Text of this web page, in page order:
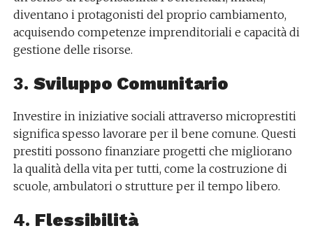
diventano i protagonisti del proprio cambiamento,
acquisendo competenze imprenditoriali e capacità di
gestione delle risorse.
3. Sviluppo Comunitario
Investire in iniziative sociali attraverso microprestiti
significa spesso lavorare per il bene comune. Questi
prestiti possono finanziare progetti che migliorano
la qualità della vita per tutti, come la costruzione di
scuole, ambulatori o strutture per il tempo libero.
4. Flessibilità